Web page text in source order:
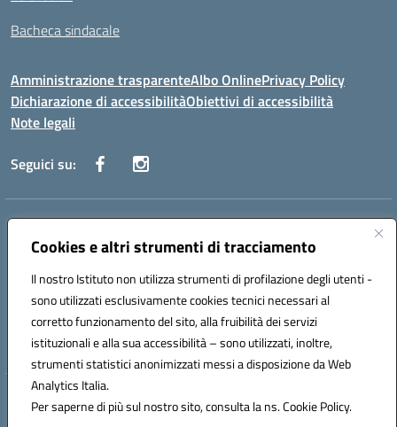
Cookies e altri strumenti di tracciamento
Il nostro Istituto non utilizza strumenti di profilazione degli utenti -
sono utilizzati esclusivamente cookies tecnici necessari al
corretto funzionamento del sito, alla fruibilità dei servizi
istituzionali e alla sua accessibilità – sono utilizzati, inoltre,
strumenti statistici anonimizzati messi a disposizione da Web
Analytics Italia.
Per saperne di più sul nostro sito, consulta la ns. Cookie Policy.
Bacheca sindacale
Amministrazione trasparenteAlbo OnlinePrivacy Policy
Dichiarazione di accessibilitàObiettivi di accessibilità
Note legali
Seguici su:
Indirizzo:
Centralino:0924 534873 Salemi - 0924534879 Partanna
Posta elettronica certificata (PEC):tpis002005@pec.istruzione.it
Codice fiscale: 90000320813
Codice meccanografico: TPIS002005
Hosting & Powered by 3D Solution S.r.l.
Concept & Design by Designers Italia